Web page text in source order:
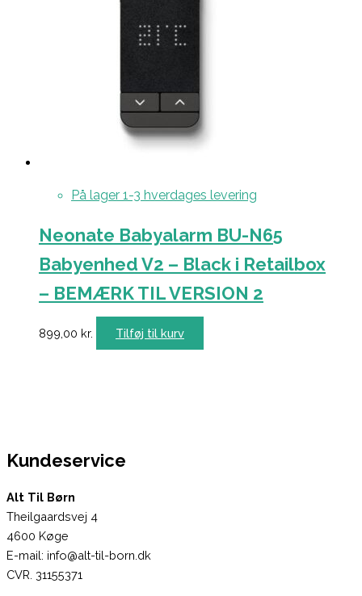
På lager 1-3 hverdages levering
Neonate Babyalarm BU-N65
Babyenhed V2 – Black i Retailbox
– BEMÆRK TIL VERSION 2
899,00 kr. Tilføj til kurv
Kundeservice
Alt Til Børn
Theilgaardsvej 4
4600 Køge
E-mail: info@alt-til-born.dk
CVR. 31155371